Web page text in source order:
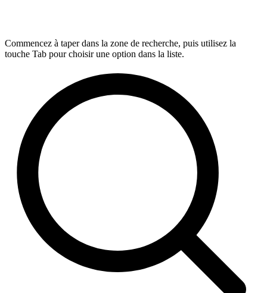
Commencez à taper dans la zone de recherche, puis utilisez la
touche Tab pour choisir une option dans la liste.